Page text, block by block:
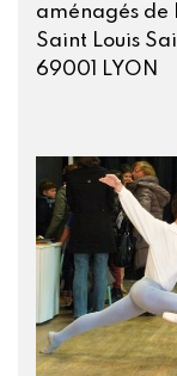
aménagés de
Saint Louis
69001 LYON